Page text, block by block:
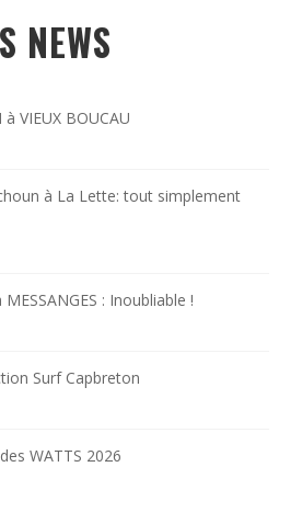
NEWS
VIEUX BOUCAU
à La Lette: tout simplement
: Inoubliable !
Surf Capbreton
WATTS 2026